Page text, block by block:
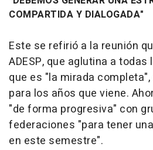
COMPARTIDA Y DIALOGADA"
Este se refirió a la reunión
ADESP, que aglutina a
que es "la mirada
para los años que viene.
"de forma progresiva" con
federaciones "para tener
en este semestre".